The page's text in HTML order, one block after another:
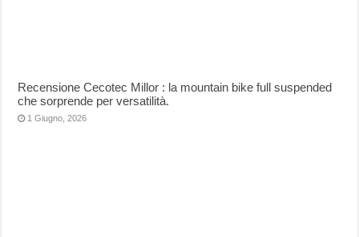
Recensione Cecotec Millor : la mountain bike full suspended
che sorprende per versatilità.
1 Giugno, 2026